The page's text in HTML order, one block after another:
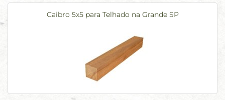
Caibro 5x5 para Telhado na Grande SP